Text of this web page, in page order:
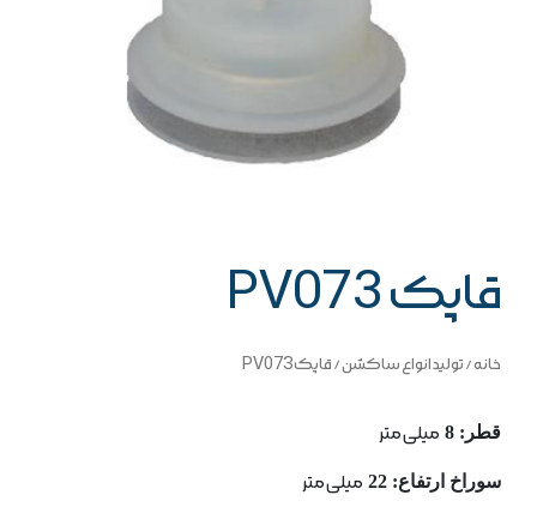
قاپک PV073
خانه/تولید انواع ساکشن/ قاپک PV073
قطر: 8 میلی متر
سوراخ ارتفاع: 22 میلی متر